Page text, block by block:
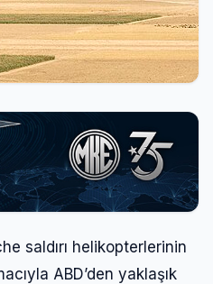
saldırı helikopterlerinin
ABD’den yaklaşık